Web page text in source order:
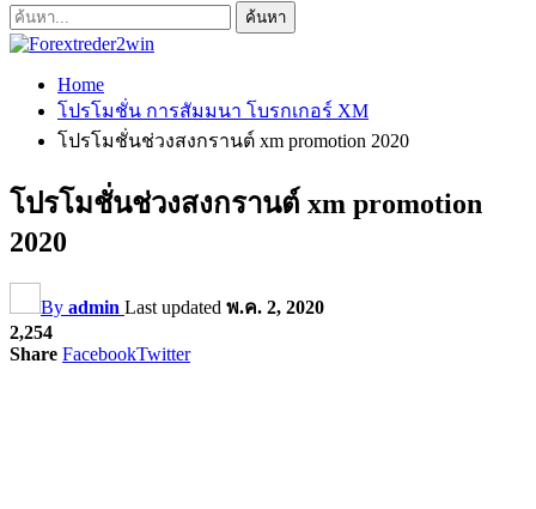
Home
โปรโมชั่น การสัมมนา โบรกเกอร์ XM
โปรโมชั่นช่วงสงกรานต์ xm promotion 2020
โปรโมชั่นช่วงสงกรานต์ xm promotion
2020
By admin Last updated พ.ค. 2, 2020
2,254
Share FacebookTwitter